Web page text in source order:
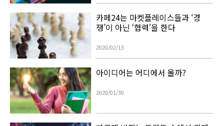
카페24는 마켓플레이스들과 ‘경
쟁’이 아닌 ‘협력’을 한다
2020/02/13
아이디어는 어디에서 올까?
2020/01/30